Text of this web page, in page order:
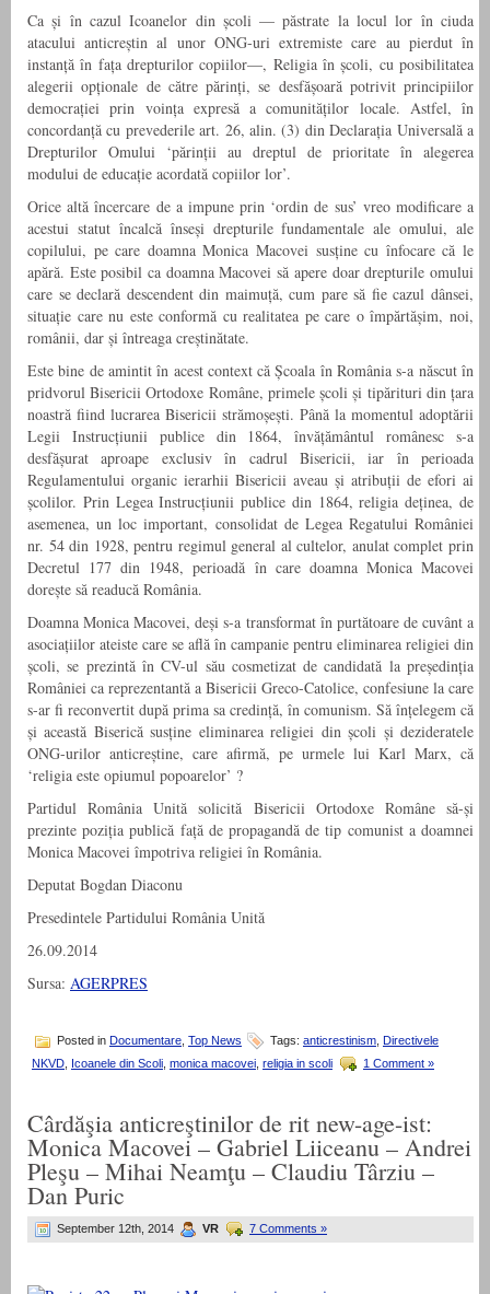
Ca și în cazul Icoanelor din școli — păstrate la locul lor în ciuda
atacului anticreștin al unor ONG-uri extremiste care au pierdut în
instanță în fața drepturilor copiilor—, Religia în școli, cu posibilitatea
alegerii opționale de către părinți, se desfășoară potrivit principiilor
democrației prin voința expresă a comunităților locale. Astfel, în
concordanță cu prevederile art. 26, alin. (3) din Declarația Universală a
Drepturilor Omului ‘părinții au dreptul de prioritate în alegerea
modului de educație acordată copiilor lor’.
Orice altă încercare de a impune prin ‘ordin de sus’ vreo modificare a
acestui statut încalcă înseși drepturile fundamentale ale omului, ale
copilului, pe care doamna Monica Macovei susține cu înfocare că le
apără. Este posibil ca doamna Macovei să apere doar drepturile omului
care se declară descendent din maimuță, cum pare să fie cazul dânsei,
situație care nu este conformă cu realitatea pe care o împărtășim, noi,
românii, dar și întreaga creștinătate.
Este bine de amintit în acest context că Școala în România s-a născut în
pridvorul Bisericii Ortodoxe Române, primele școli și tipărituri din țara
noastră fiind lucrarea Bisericii strămoșești. Până la momentul adoptării
Legii Instrucțiunii publice din 1864, învățământul românesc s-a
desfășurat aproape exclusiv în cadrul Bisericii, iar în perioada
Regulamentului organic ierarhii Bisericii aveau și atribuții de efori ai
școlilor. Prin Legea Instrucțiunii publice din 1864, religia deținea, de
asemenea, un loc important, consolidat de Legea Regatului României
nr. 54 din 1928, pentru regimul general al cultelor, anulat complet prin
Decretul 177 din 1948, perioadă în care doamna Monica Macovei
dorește să readucă România.
Doamna Monica Macovei, deși s-a transformat în purtătoare de cuvânt a
asociațiilor ateiste care se află în campanie pentru eliminarea religiei din
școli, se prezintă în CV-ul său cosmetizat de candidată la președinția
României ca reprezentantă a Bisericii Greco-Catolice, confesiune la care
s-ar fi reconvertit după prima sa credință, în comunism. Să înțelegem că
și această Biserică susține eliminarea religiei din școli și dezideratele
ONG-urilor anticreștine, care afirmă, pe urmele lui Karl Marx, că
‘religia este opiumul popoarelor’ ?
Partidul România Unită solicită Bisericii Ortodoxe Române să-și
prezinte poziția publică față de propagandă de tip comunist a doamnei
Monica Macovei împotriva religiei în România.
Deputat Bogdan Diaconu
Presedintele Partidului România Unită
26.09.2014
Sursa: AGERPRES
Posted in Documentare Top News Tags: anticrestinism
Directivele
NKVD
Icoanele din Scoli monica macovei religia in scoli 1 Comment »
Cârdăşia anticreştinilor de rit new-age-ist:
Monica Macovei – Gabriel Liiceanu – Andrei
Pleşu – Mihai Neamţu – Claudiu Târziu –
Dan Puric
September 12th, 2014 VR 7 Comments »